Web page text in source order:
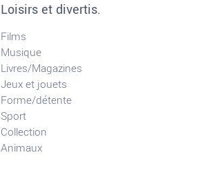
Loisirs et divertis.
Films
Musique
Livres/Magazines
Jeux et jouets
Forme/détente
Sport
Collection
Animaux